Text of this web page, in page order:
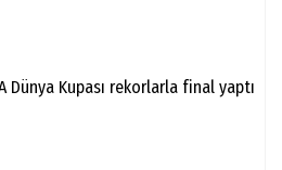
Dünya Kupası rekorlarla final yaptı